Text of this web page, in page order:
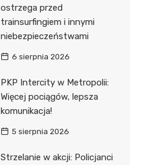
ostrzega przed
trainsurfingiem i innymi
niebezpieczeństwami
6 sierpnia 2026
PKP Intercity w Metropolii:
Więcej pociągów, lepsza
komunikacja!
5 sierpnia 2026
Strzelanie w akcji: Policjanci